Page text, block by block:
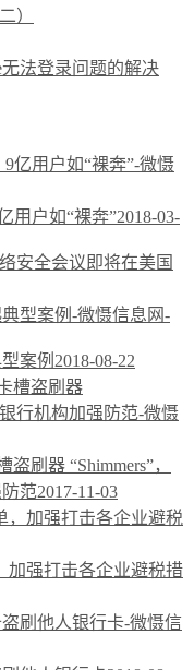
）
法登录问题的解决
用户如“裸奔”2018-03-
安全会议即将在美国
案例 2018-08-22
刷器 “Shimmers”，
范2017-11-03
加强打击各企业避税措